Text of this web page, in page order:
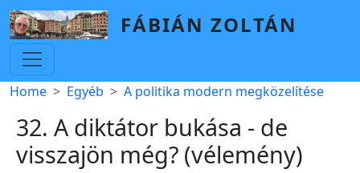
Skip to main content
FÁBIÁN ZOLTÁN
Breadcrumb
Home Egyéb A politika modern megközelítése
32. A diktátor bukása - de
visszajön még? (vélemény)